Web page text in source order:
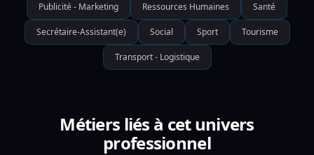
Publicité - Marketing Ressources Humaines Santé
Secrétaire-Assistant(e) Social Sport Tourisme
Transport - Logistique
Métiers liés à cet univers
professionnel